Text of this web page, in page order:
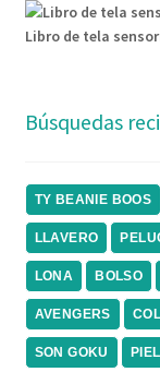
Libro de tela
Búsquedas
TY BEANIE BOOS
LLAVERO
LONA BOLSO
AVENGERS
SON GOKU